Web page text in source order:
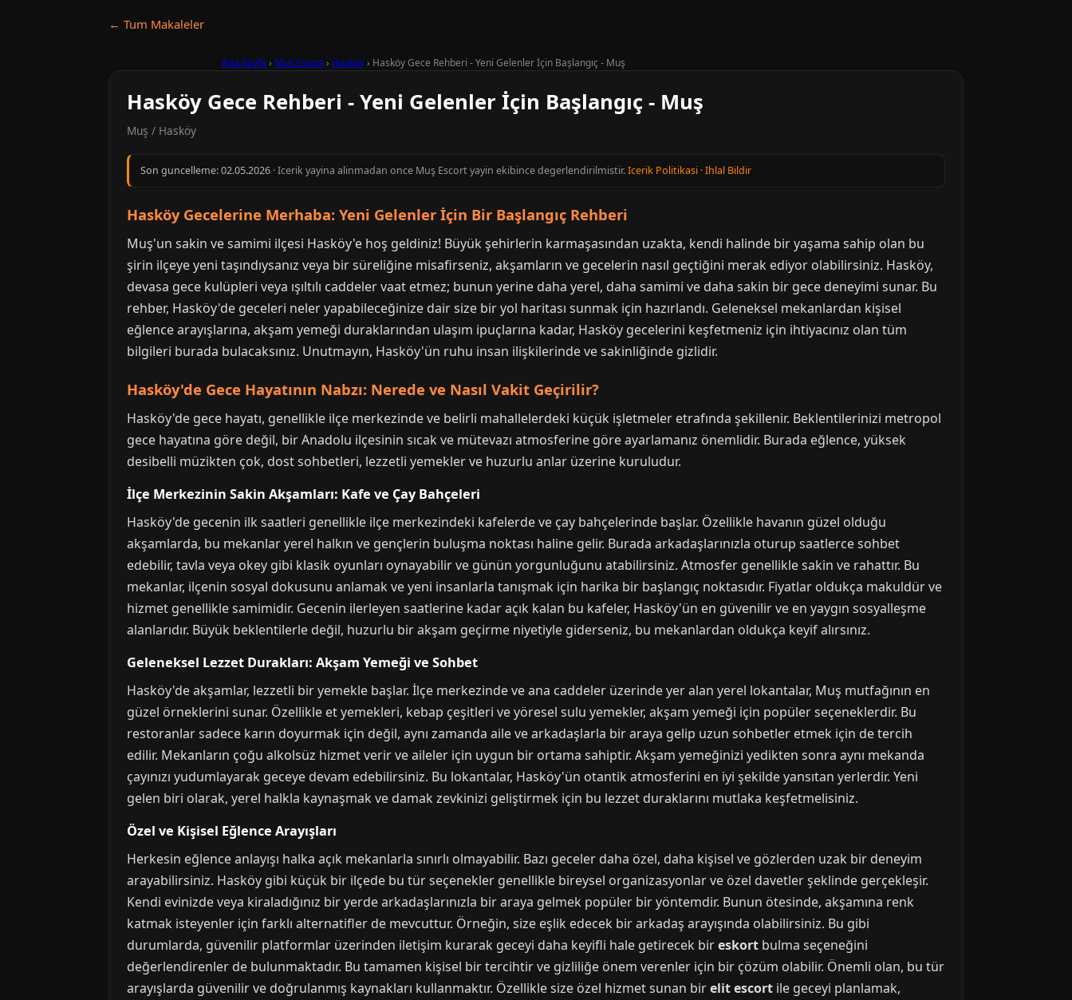
← Tum Makaleler
Ana Sayfa › Muş Escort› Hasköy› Hasköy Gece Rehberi - Yeni Gelenler İçin Başlangıç - Muş
Hasköy Gece Rehberi - Yeni Gelenler İçin Başlangıç - Muş
Muş / Hasköy
Son guncelleme:02.05.2026 · Icerik yayina alinmadan once Muş Escort yayin ekibince degerlendirilmistir.Icerik Politikasi ·Ihlal Bildir
Hasköy Gecelerine Merhaba: Yeni Gelenler İçin Bir Başlangıç Rehberi
Muş'un sakin ve samimi ilçesi Hasköy'e hoş geldiniz! Büyük şehirlerin karmaşasından uzakta, kendi halinde bir yaşama sahip olan bu
şirin ilçeye yeni taşındıysanız veya bir süreliğine misafirseniz, akşamların ve gecelerin nasıl geçtiğini merak ediyor olabilirsiniz. Hasköy,
devasa gece kulüpleri veya ışıltılı caddeler vaat etmez; bunun yerine daha yerel, daha samimi ve daha sakin bir gece deneyimi sunar. Bu
rehber, Hasköy'de geceleri neler yapabileceğinize dair size bir yol haritası sunmak için hazırlandı. Geleneksel mekanlardan kişisel
eğlence arayışlarına, akşam yemeği duraklarından ulaşım ipuçlarına kadar, Hasköy gecelerini keşfetmeniz için ihtiyacınız olan tüm
bilgileri burada bulacaksınız. Unutmayın, Hasköy'ün ruhu insan ilişkilerinde ve sakinliğinde gizlidir.
Hasköy'de Gece Hayatının Nabzı: Nerede ve Nasıl Vakit Geçirilir?
Hasköy'de gece hayatı, genellikle ilçe merkezinde ve belirli mahallelerdeki küçük işletmeler etrafında şekillenir. Beklentilerinizi metropol
gece hayatına göre değil, bir Anadolu ilçesinin sıcak ve mütevazı atmosferine göre ayarlamanız önemlidir. Burada eğlence, yüksek
desibelli müzikten çok, dost sohbetleri, lezzetli yemekler ve huzurlu anlar üzerine kuruludur.
İlçe Merkezinin Sakin Akşamları: Kafe ve Çay Bahçeleri
Hasköy'de gecenin ilk saatleri genellikle ilçe merkezindeki kafelerde ve çay bahçelerinde başlar. Özellikle havanın güzel olduğu
akşamlarda, bu mekanlar yerel halkın ve gençlerin buluşma noktası haline gelir. Burada arkadaşlarınızla oturup saatlerce sohbet
edebilir, tavla veya okey gibi klasik oyunları oynayabilir ve günün yorgunluğunu atabilirsiniz. Atmosfer genellikle sakin ve rahattır. Bu
mekanlar, ilçenin sosyal dokusunu anlamak ve yeni insanlarla tanışmak için harika bir başlangıç noktasıdır. Fiyatlar oldukça makuldür ve
hizmet genellikle samimidir. Gecenin ilerleyen saatlerine kadar açık kalan bu kafeler, Hasköy'ün en güvenilir ve en yaygın sosyalleşme
alanlarıdır. Büyük beklentilerle değil, huzurlu bir akşam geçirme niyetiyle giderseniz, bu mekanlardan oldukça keyif alırsınız.
Geleneksel Lezzet Durakları: Akşam Yemeği ve Sohbet
Hasköy'de akşamlar, lezzetli bir yemekle başlar. İlçe merkezinde ve ana caddeler üzerinde yer alan yerel lokantalar, Muş mutfağının en
güzel örneklerini sunar. Özellikle et yemekleri, kebap çeşitleri ve yöresel sulu yemekler, akşam yemeği için popüler seçeneklerdir. Bu
restoranlar sadece karın doyurmak için değil, aynı zamanda aile ve arkadaşlarla bir araya gelip uzun sohbetler etmek için de tercih
edilir. Mekanların çoğu alkolsüz hizmet verir ve aileler için uygun bir ortama sahiptir. Akşam yemeğinizi yedikten sonra aynı mekanda
çayınızı yudumlayarak geceye devam edebilirsiniz. Bu lokantalar, Hasköy'ün otantik atmosferini en iyi şekilde yansıtan yerlerdir. Yeni
gelen biri olarak, yerel halkla kaynaşmak ve damak zevkinizi geliştirmek için bu lezzet duraklarını mutlaka keşfetmelisiniz.
Özel ve Kişisel Eğlence Arayışları
Herkesin eğlence anlayışı halka açık mekanlarla sınırlı olmayabilir. Bazı geceler daha özel, daha kişisel ve gözlerden uzak bir deneyim
arayabilirsiniz. Hasköy gibi küçük bir ilçede bu tür seçenekler genellikle bireysel organizasyonlar ve özel davetler şeklinde gerçekleşir.
Kendi evinizde veya kiraladığınız bir yerde arkadaşlarınızla bir araya gelmek popüler bir yöntemdir. Bunun ötesinde, akşamına renk
katmak isteyenler için farklı alternatifler de mevcuttur. Örneğin, size eşlik edecek bir arkadaş arayışında olabilirsiniz. Bu gibi
durumlarda, güvenilir platformlar üzerinden iletişim kurarak geceyi daha keyifli hale getirecek bireskort bulma seçeneğini
değerlendirenler de bulunmaktadır. Bu tamamen kişisel bir tercihtir ve gizliliğe önem verenler için bir çözüm olabilir. Önemli olan, bu tür
arayışlarda güvenilir ve doğrulanmış kaynakları kullanmaktır. Özellikle size özel hizmet sunan birelit escort ile geceyi planlamak,